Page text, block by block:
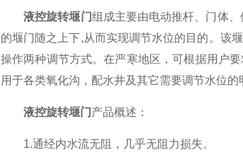
液控旋转堰门组成主要由电动推杆、门体
的堰门随之上下,从而实现调节水位的目的。该
操作两种调节方式。在严寒地区，可根据用户
用于各类氧化沟，配水井及其它需要调节水位的
液控旋转堰门 产品概述：
1.通经内水流无阻，几乎无阻力损失。